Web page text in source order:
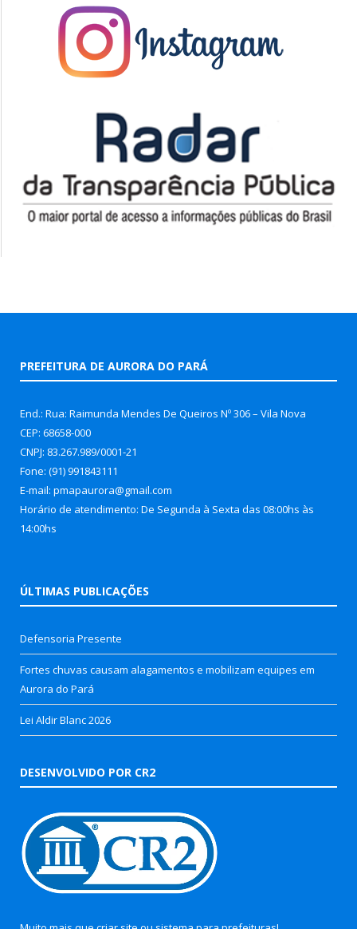
PREFEITURA DE AURORA DO PARÁ
End.: Rua: Raimunda Mendes De Queiros Nº 306 – Vila Nova
CEP: 68658-000
CNPJ: 83.267.989/0001-21
Fone: (91) 991843111
E-mail: pmapaurora@gmail.com
Horário de atendimento: De Segunda à Sexta das 08:00hs às
14:00hs
ÚLTIMAS PUBLICAÇÕES
Defensoria Presente
Fortes chuvas causam alagamentos e mobilizam equipes em
Aurora do Pará
Lei Aldir Blanc 2026
DESENVOLVIDO POR CR2